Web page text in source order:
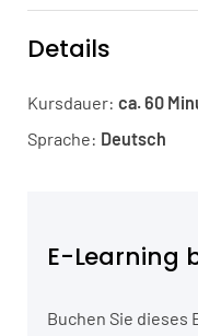
Details
Kursdauer:ca. 60
Sprache: Deutsch
E-Learning
Buchen Sie dieses